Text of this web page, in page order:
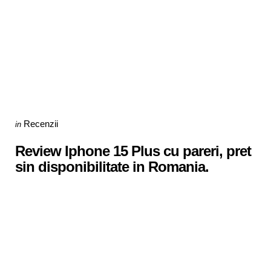
Categories
Posted
in Recenzii
Review Iphone 15 Plus cu pareri, pret
sin disponibilitate in Romania.